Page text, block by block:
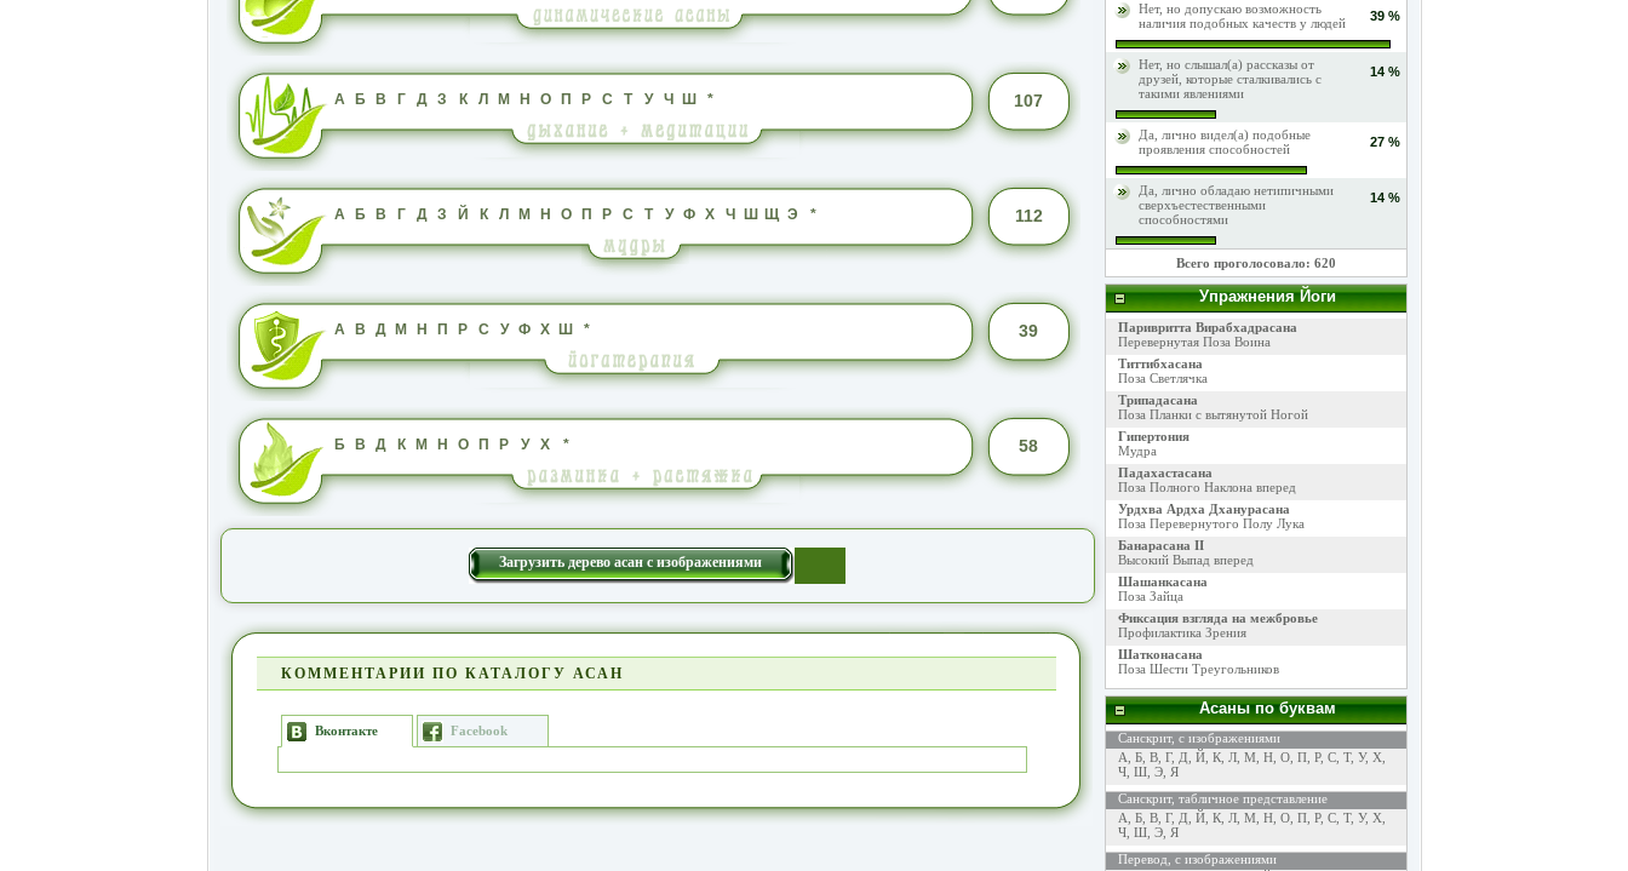
А Б В Г Д З К Л М Н О П Р С Т У Ч Ш * 107
А Б В Г Д З Й К Л М Н О П Р С Т У Ф Х Ч Ш Щ Э * 112
А В Д М Н П Р С У Ф Х Ш * 39
Б В Д К М Н О П Р У Х * 58
Загрузить дерево асан с изображениями
КОММЕНТАРИИ ПО КАТАЛОГУ АСАН
Вконтакте Facebook
Нет, но допускаю возможность
наличия подобных качеств у людей
39 %
Нет, но слышал(а) рассказы от
друзей, которые сталкивались с
такими явлениями
14 %
Да, лично видел(а) подобные
проявления способностей
27 %
Да, лично обладаю нетипичными
сверхъестественными
способностями
14 %
Всего проголосовало: 620
Упражнения Йоги
Паривритта Вирабхадрасана
Перевернутая Поза Воина
Титтибхасана
Поза Светлячка
Трипадасана
Поза Планки с вытянутой Ногой
Гипертония
Мудра
Падахастасана
Поза Полного Наклона вперед
Урдхва Ардха Дханурасана
Поза Перевернутого Полу Лука
Банарасана II
Высокий Выпад вперед
Шашанкасана
Поза Зайца
Фиксация взгляда на межбровье
Профилактика Зрения
Шатконасана
Поза Шести Треугольников
Асаны по буквам
Санскрит, с изображениями
А Б, В, Г, Д Й, К, Л, М Н, О, П, Р, С, Т, У, Х
Ч, Ш, Э, Я
Санскрит, табличное представление
А Б, В, Г, Д Й, К, Л, М Н, О, П, Р, С, Т, У, Х
Ч, Ш, Э, Я
Перевод, с изображениями